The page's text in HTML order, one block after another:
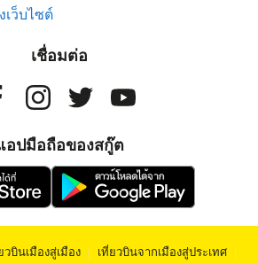
เว็บไซต์
เชื่อมต่อ
อปมือถือของสกู๊ต
วบินเมืองสู่เมือง | เที่ยวบินจากเมืองสู่ประเทศ |